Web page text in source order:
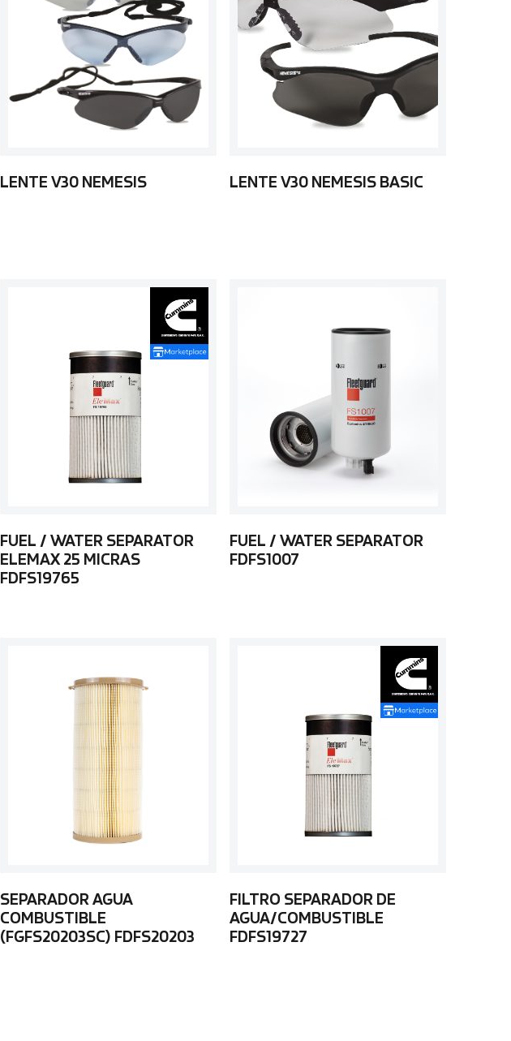
LENTE V30 NEMESIS LENTE V30 NEMESIS BASIC
FUEL / WATER SEPARATOR
ELEMAX 25 MICRAS
FDFS19765
FUEL / WATER SEPARATOR
FDFS1007
SEPARADOR AGUA
COMBUSTIBLE
(FGFS20203SC) FDFS20203
FILTRO SEPARADOR DE
AGUA/COMBUSTIBLE
FDFS19727